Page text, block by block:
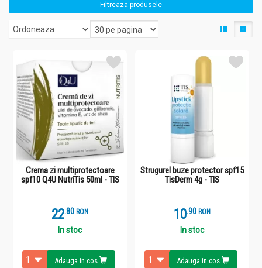
Filtreaza produsele
Crema zi multiprotectoare
spf10 Q4U NutriTis 50ml - TIS
22.8 RON
In stoc
Adauga in cos
Strugurel buze protector spf15
TisDerm 4g - TIS
10.9 RON
In stoc
Adauga in cos